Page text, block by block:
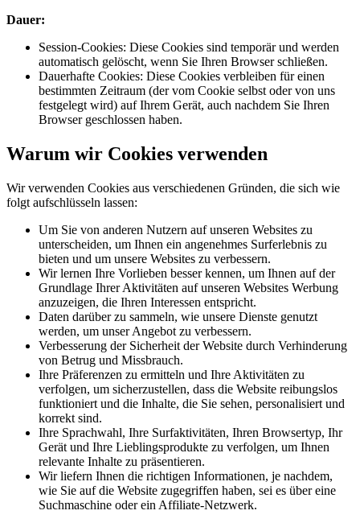
Dauer:
Session-Cookies: Diese Cookies sind temporär und werden
automatisch gelöscht, wenn Sie Ihren Browser schließen.
Dauerhafte Cookies: Diese Cookies verbleiben für einen
bestimmten Zeitraum (der vom Cookie selbst oder von uns
festgelegt wird) auf Ihrem Gerät, auch nachdem Sie Ihren
Browser geschlossen haben.
Warum wir Cookies verwenden
Wir verwenden Cookies aus verschiedenen Gründen, die sich wie
folgt aufschlüsseln lassen:
Um Sie von anderen Nutzern auf unseren Websites zu
unterscheiden, um Ihnen ein angenehmes Surferlebnis zu
bieten und um unsere Websites zu verbessern.
Wir lernen Ihre Vorlieben besser kennen, um Ihnen auf der
Grundlage Ihrer Aktivitäten auf unseren Websites Werbung
anzuzeigen, die Ihren Interessen entspricht.
Daten darüber zu sammeln, wie unsere Dienste genutzt
werden, um unser Angebot zu verbessern.
Verbesserung der Sicherheit der Website durch Verhinderung
von Betrug und Missbrauch.
Ihre Präferenzen zu ermitteln und Ihre Aktivitäten zu
verfolgen, um sicherzustellen, dass die Website reibungslos
funktioniert und die Inhalte, die Sie sehen, personalisiert und
korrekt sind.
Ihre Sprachwahl, Ihre Surfaktivitäten, Ihren Browsertyp, Ihr
Gerät und Ihre Lieblingsprodukte zu verfolgen, um Ihnen
relevante Inhalte zu präsentieren.
Wir liefern Ihnen die richtigen Informationen, je nachdem,
wie Sie auf die Website zugegriffen haben, sei es über eine
Suchmaschine oder ein Affiliate-Netzwerk.